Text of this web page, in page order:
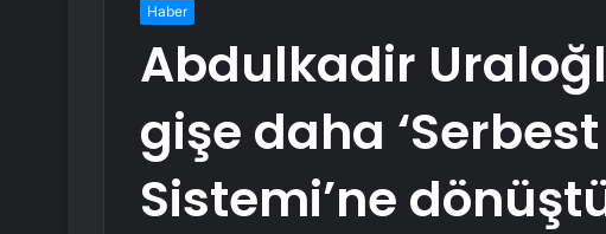
Haber
Abdulkadir
gişe daha
Sistemi’ne